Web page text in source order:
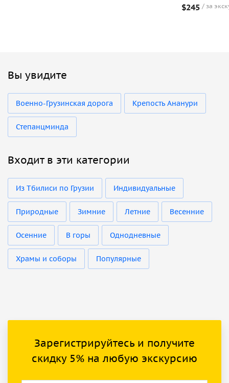
$245 за
Вы увидите
Военно-Грузинская дорога Крепость Ананури
Степанцминда
Входит в эти категории
Из Тбилиси по Грузии Индивидуальные
Природные Зимние Летние Весенние
Осенние В горы Однодневные
Храмы и соборы Популярные
Зарегистрируйтесь и получите
скидку 5% на любую экскурсию